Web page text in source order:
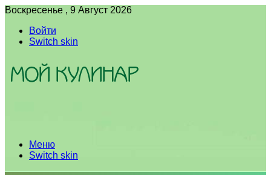
Воскресенье , 9 Август 2026
Войти
Switch skin
Меню
Switch skin